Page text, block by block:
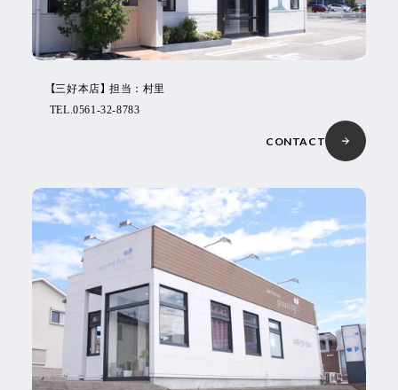
【三好本店】 担当：村里
TEL.0561-32-8783
CONTACT